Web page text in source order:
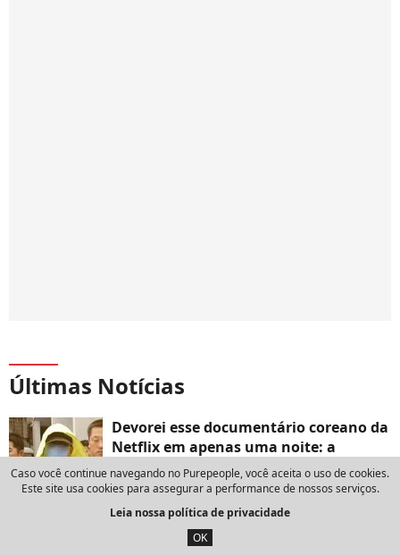
Últimas Notícias
Devorei esse documentário coreano da
Netflix em apenas uma noite: a
viciante caçada a um serial killer que
assombrou o mundo nos anos 2000
13:47
Sou apaixonado por bolo de milho e
Caso você continue navegando no Purepeople, você aceita o uso de cookies.
Este site usa cookies para assegurar a performance de nossos serviços.
Leia nossa política de privacidade
OK